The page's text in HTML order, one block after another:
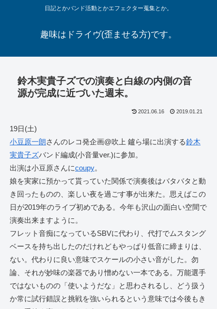
日記とかバンド活動とかエフェクター蒐集とか。
趣味はドライヴ(歪ませる方)です。
鈴木実貴子ズでの演奏と白線の内側の音
源が完成に近づいた週末。
2021.06.16 2019.01.21
19日(土)
小豆原一朗さんのレコ発企画@吹上 鑪ら場に出演する鈴木
実貴子ズバンド編成(小音量ver.)に参加。
出演は小豆原さんにcoupy。
娘を実家に預かって貰っていた関係で演奏後はバタバタと動
き回ったものの、楽しい夜を過ごす事が出来た。思えばこの
日が2019年のライブ初めである。今年も沢山の面白い空間で
演奏出来ますように。
フレット音痴になっているSBVに代わり、代打でムスタング
ベースを持ち出したのだけれどもやっぱり低音に締まりは、
ない。代わりに良い意味でスケールの小さい音がした。勿
論、それが妙味の楽器であり憎めない一本である。万能選手
ではないものの「使いようだな」と思わされるし、どう扱う
か常に試行錯誤と挑戦を強いられるという意味では今後もき